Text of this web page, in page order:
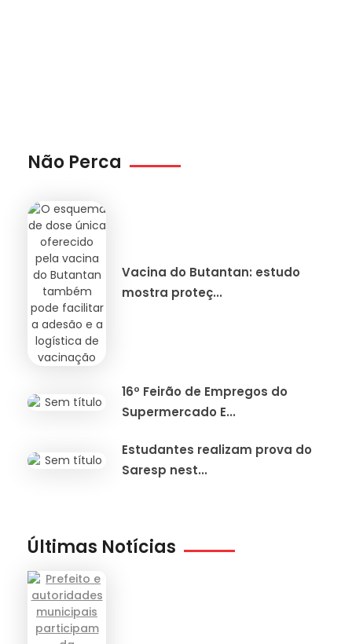
Não Perca
Vacina do Butantan: estudo
mostra proteç...
16º Feirão de Empregos do
Supermercado E...
Estudantes realizam prova do
Saresp nest...
Últimas Notícias